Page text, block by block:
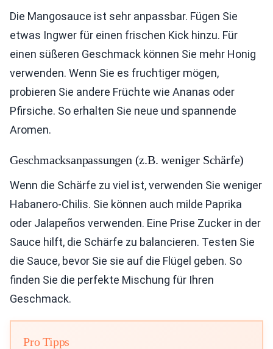
Die Mangosauce ist sehr anpassbar. Fügen Sie
etwas Ingwer für einen frischen Kick hinzu. Für
einen süßeren Geschmack können Sie mehr Honig
verwenden. Wenn Sie es fruchtiger mögen,
probieren Sie andere Früchte wie Ananas oder
Pfirsiche. So erhalten Sie neue und spannende
Aromen.
Geschmacksanpassungen (z.B. weniger Schärfe)
Wenn die Schärfe zu viel ist, verwenden Sie weniger
Habanero-Chilis. Sie können auch milde Paprika
oder Jalapeños verwenden. Eine Prise Zucker in der
Sauce hilft, die Schärfe zu balancieren. Testen Sie
die Sauce, bevor Sie sie auf die Flügel geben. So
finden Sie die perfekte Mischung für Ihren
Geschmack.
Pro Tipps